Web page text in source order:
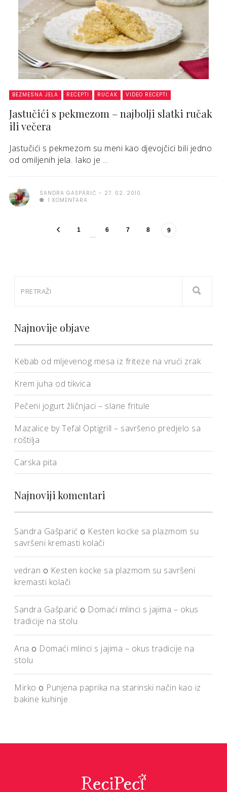
BEZMESNA JELA RECEPTI RUČAK VIDEO RECEPTI
Jastučići s pekmezom – najbolji slatki ručak
ili večera
Jastučići s pekmezom su meni kao djevojčici bili jedno
od omiljenih jela. Iako je ...
SANDRA GAŠPARIĆ
27. 02. 2010.
1 KOMENTARA
1 … 6 7 8 9
Najnovije objave
Kebab od mljevenog mesa iz friteze na vrući zrak
Krem juha od tikvica
Pečeni jogurt žličnjaci – slane fritule
Mazalice by Tefal Optigrill – savršeno predjelo sa
roštilja
Carska pita
Najnoviji komentari
Sandra Gašparić o Kesten kocke sa plazmom su
savršeni kremasti kolači
vedran o Kesten kocke sa plazmom su savršeni
kremasti kolači
Sandra Gašparić o Domaći mlinci s jajima – okus
tradicije na stolu
Ana o Domaći mlinci s jajima – okus tradicije na
stolu
Mirko o Punjena paprika na starinski način kao iz
bakine kuhinje